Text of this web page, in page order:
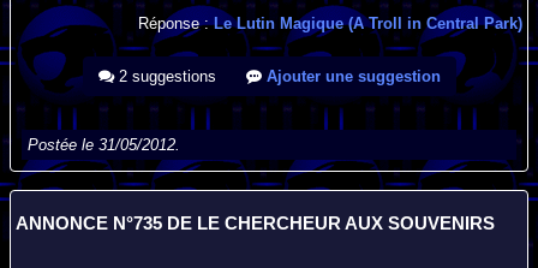
Réponse :Le Lutin Magique (A Troll in Central Park)
2 suggestions Ajouter une suggestion
Postée le 31/05/2012.
ANNONCE N°735 DE LE CHERCHEUR AUX SOUVENIRS